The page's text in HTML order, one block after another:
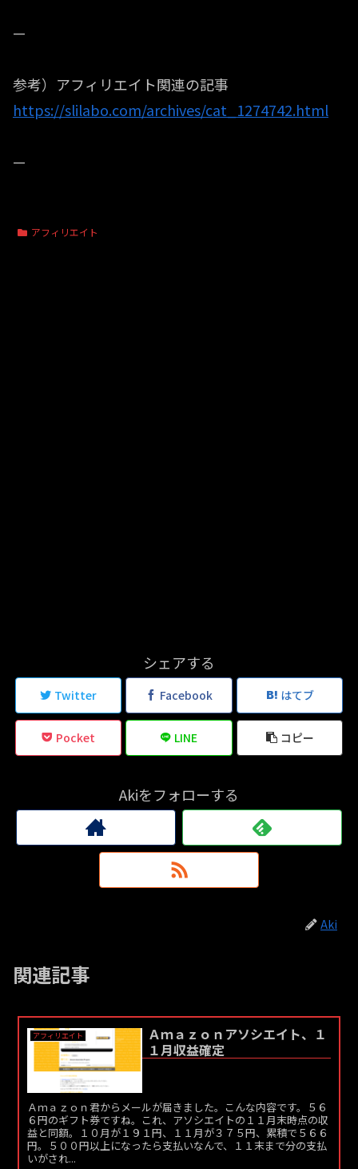
—
参考）アフィリエイト関連の記事
https://slilabo.com/archives/cat_1274742.html
—
アフィリエイト
シェアする
Twitter Facebook はてブ
Pocket LINE コピー
Akiをフォローする
Aki
関連記事
アフィリエイト
Ａｍａｚｏｎアソシエイト、１
１月収益確定
Ａｍａｚｏｎ君からメールが届きました。こんな内容です。５６
６円のギフト券ですね。これ、アソシエイトの１１月末時点の収
益と同額。１０月が１９１円、１１月が３７５円、累積で５６６
円。５００円以上になったら支払いなんで、１１末まで分の支払
いがされ...